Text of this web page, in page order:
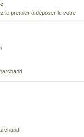
le premier à déposer le votre